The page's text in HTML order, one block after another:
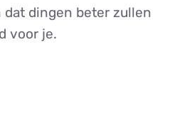
dingen beter zullen
voor je.